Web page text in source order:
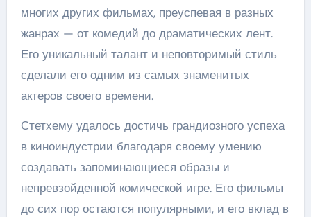
многих других фильмах, преуспевая в разных
жанрах — от комедий до драматических лент.
Его уникальный талант и неповторимый стиль
сделали его одним из самых знаменитых
актеров своего времени.
Стетхему удалось достичь грандиозного успеха
в киноиндустрии благодаря своему умению
создавать запоминающиеся образы и
непревзойденной комической игре. Его фильмы
до сих пор остаются популярными, и его вклад в